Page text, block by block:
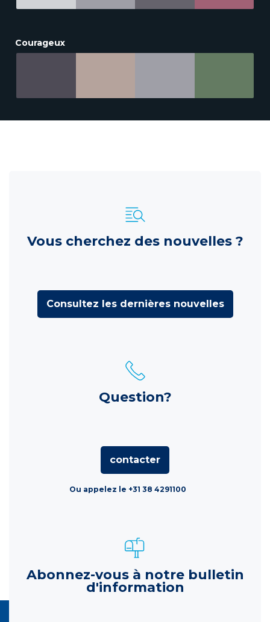
Courageux
Vous cherchez des nouvelles ?
Consultez les dernières nouvelles
Question?
contacter
Ou appelez le +31 38 4291100
Abonnez-vous à notre bulletin
d'information